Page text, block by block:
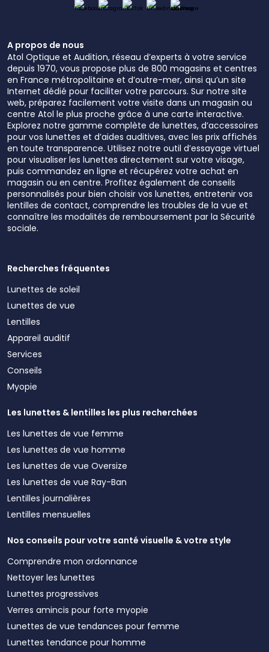
A propos de nous
Atol Optique et Audition, réseau d’experts à votre service
depuis 1970, vous propose plus de 800 magasins et centres
en France métropolitaine et d’outre-mer, ainsi qu’un site
Internet dédié pour faciliter votre parcours. Sur notre site
web, préparez facilement votre visite dans un magasin ou
centre Atol le plus proche grâce à une carte interactive.
Explorez notre gamme complète de lunettes, d’accessoires
pour vos lunettes et d’aides auditives, avec les prix affichés
en toute transparence. Utilisez notre outil d’essayage virtuel
pour visualiser les lunettes directement sur votre visage,
puis commandez en ligne et récupérez votre achat en
magasin ou en centre. Profitez également de conseils
personnalisés pour bien choisir vos lunettes, entretenir vos
lentilles de contact, comprendre les troubles de la vue et
connaître les modalités de remboursement par la Sécurité
sociale.
Recherches fréquentes
Lunettes de soleil
Lunettes de vue
Lentilles
Appareil auditif
Services
Conseils
Myopie
Les lunettes & lentilles les plus recherchées
Les lunettes de vue femme
Les lunettes de vue homme
Les lunettes de vue Oversize
Les lunettes de vue Ray-Ban
Lentilles journalières
Lentilles mensuelles
Nos conseils pour votre santé visuelle & votre style
Comprendre mon ordonnance
Nettoyer les lunettes
Lunettes progressives
Verres amincis pour forte myopie
Lunettes de vue tendances pour femme
Lunettes tendance pour homme